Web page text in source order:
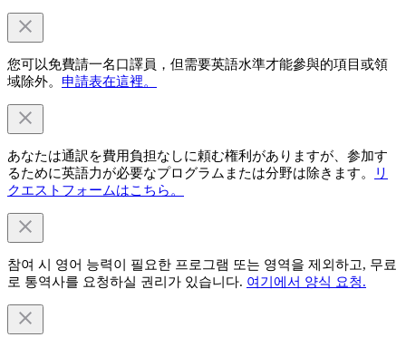
您可以免費請一名口譯員，但需要英語水準才能參與的項目或領
域除外。 申請表在這裡。
あなたは通訳を費用負担なしに頼む権利がありますが、参加す
るために英語力が必要なプログラムまたは分野は除きます。
リ
クエストフォームはこちら。
참여 시 영어 능력이 필요한 프로그램 또는 영역을 제외하고, 무료
로 통역사를 요청하실 권리가 있습니다. 여기에서 양식 요청.